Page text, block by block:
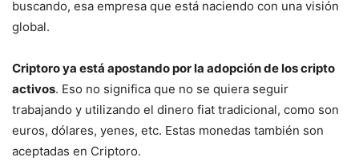
buscando, esa empresa que está naciendo con una visión
global.
Criptoro ya está apostando por la adopción de los cripto
activos. Eso no significa que no se quiera seguir
trabajando y utilizando el dinero fiat tradicional, como son
euros, dólares, yenes, etc. Estas monedas también son
aceptadas en Criptoro.